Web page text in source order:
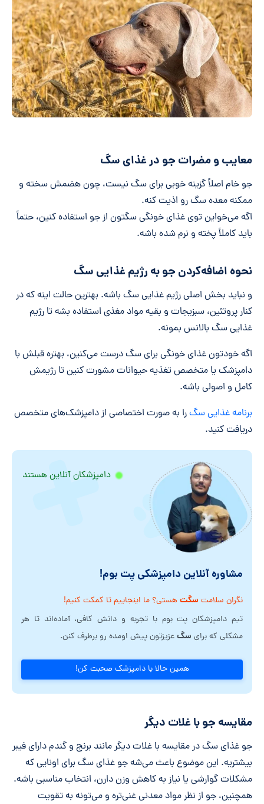
معایب و مضرات جو در غذای سگ
جو خام اصلاً گزینه خوبی برای سگ نیست، چون هضمش سخته و
ممکنه معده سگ رو اذیت کنه.
اگه می‌خواین توی غذای خونگی سگتون از جو استفاده کنین، حتماً
باید کاملاً پخته و نرم شده باشه.
نحوه اضافه‌کردن جو به رژیم غذایی سگ
و نباید بخش اصلی رژیم غذایی سگ باشه. بهترین حالت اینه که در
کنار پروتئین، سبزیجات و بقیه مواد مغذی استفاده بشه تا رژیم
غذایی سگ بالانس بمونه.
اگه خودتون غذای خونگی برای سگ درست می‌کنین، بهتره قبلش با
دامپزشک یا متخصص تغذیه حیوانات مشورت کنین تا رژیمش
کامل و اصولی باشه.
برنامه غذایی سگرا به صورت اختصاصی از دامپزشک‌های متخصص
دریافت کنید.
دامپزشکان آنلاین هستند
مشاوره آنلاین دامپزشکی پت بوم!
نگران سلامت سگتهستی؟ ما اینجاییم تا کمکت کنیم!
تیم دامپزشکان پت بوم با تجربه و دانش کافی، آماده‌اند تا هر
مشکلی که برای سگعزیزتون پیش اومده رو برطرف کنن.
همین حالا با دامپزشک صحبت کن!
مقایسه جو با غلات دیگر
جو غذای سگ در مقایسه با غلات دیگر مانند برنج و گندم دارای فیبر
بیشتریه. این موضوع باعث می‌شه جو غذای سگ برای اونایی که
مشکلات گوارشی یا نیاز به کاهش وزن دارن، انتخاب مناسبی باشه.
همچنین، جو از نظر مواد معدنی غنی‌تره و می‌تونه به تقویت